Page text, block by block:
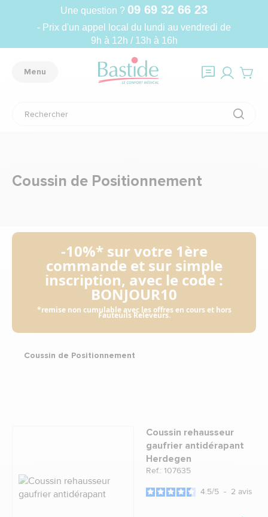
Une question ? 09 69 32 66 23
- Prix d'un appel local du lundi au vendredi de
9h à 12h / 13h à 16h
Menu
Coussin de Positionnement
-10%* sur votre 1ère
commande et sur simple
inscription, avec le code :
BONJOUR10
*remise non cumulable avec les offres en cours et hors
Fauteuils Releveurs.
Coussin de Positionnement
Coussin rehausseur
gaufrier antidérapant
Herdegen
Ref.: 107635
4.5/5 - 2 avis